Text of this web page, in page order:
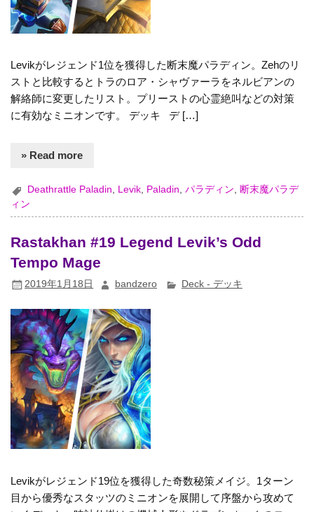
Levikがレジェンド1位を獲得した断末魔パラディン。Zehのリ
ストと比較するとトラのロア・シャヴァーラをネルビアンの
解絡師に変更したリスト。プリーストの心霊絶叫などの対策
に有効なミニオンです。 デッキ デ […]
» Read more
Deathrattle Paladin, Levik, Paladin,パラディン, 断末魔パラデ
ィン
Rastakhan #19 Legend Levik’s Odd
Tempo Mage
2019年1月18日 bandzero Deck - デッキ
Levikがレジェンド19位を獲得した奇数秘策メイジ。1ターン
目から優秀なスタッツのミニオンを展開して序盤から攻めて